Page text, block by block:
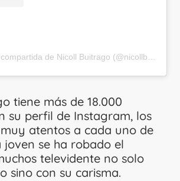
tiene más de 18.000
su perfil de Instagram, los
atentos a cada uno de
joven se ha robado el
televidente no solo
sino con su carisma.